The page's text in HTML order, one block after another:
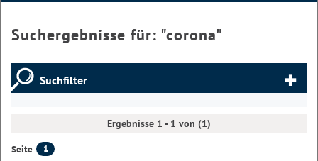
Suchergebnisse für: "corona"
Suchfilter
Ergebnisse 1 - 1 von (1)
Seite
1